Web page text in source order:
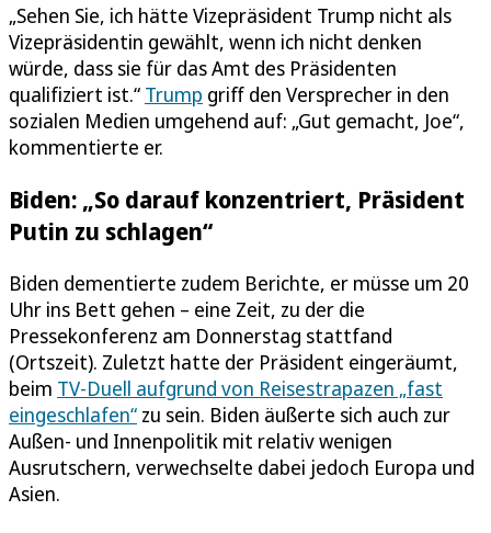
„Sehen Sie, ich hätte Vizepräsident Trump nicht als
Vizepräsidentin gewählt, wenn ich nicht denken
würde, dass sie für das Amt des Präsidenten
qualifiziert ist.“ Trump griff den Versprecher in den
sozialen Medien umgehend auf: „Gut gemacht, Joe“,
kommentierte er.
Biden: „So darauf konzentriert, Präsident
Putin zu schlagen“
Biden dementierte zudem Berichte, er müsse um 20
Uhr ins Bett gehen – eine Zeit, zu der die
Pressekonferenz am Donnerstag stattfand
(Ortszeit). Zuletzt hatte der Präsident eingeräumt,
beim TV-Duell aufgrund von Reisestrapazen „fast
eingeschlafen“ zu sein. Biden äußerte sich auch zur
Außen- und Innenpolitik mit relativ wenigen
Ausrutschern, verwechselte dabei jedoch Europa und
Asien.